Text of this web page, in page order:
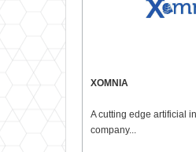
XOMNIA
A cutting edge artificial
company...